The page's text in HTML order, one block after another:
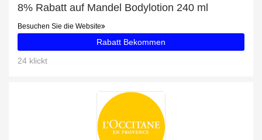
8% Rabatt auf Mandel Bodylotion 240 ml
Besuchen Sie die Website
Rabatt Bekommen
24 klickt